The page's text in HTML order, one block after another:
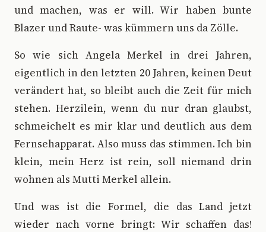
und machen, was er will. Wir haben bunte
Blazer und Raute- was kümmern uns da Zölle.
So wie sich Angela Merkel in drei Jahren,
eigentlich in den letzten 20 Jahren, keinen Deut
verändert hat, so bleibt auch die Zeit für mich
stehen. Herzilein, wenn du nur dran glaubst,
schmeichelt es mir klar und deutlich aus dem
Fernsehapparat. Also muss das stimmen. Ich bin
klein, mein Herz ist rein, soll niemand drin
wohnen als Mutti Merkel allein.
Und was ist die Formel, die das Land jetzt
wieder nach vorne bringt: Wir schaffen das!